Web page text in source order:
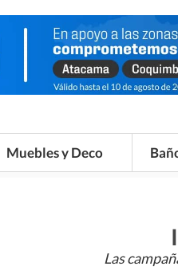
Muebles y Deco
Las